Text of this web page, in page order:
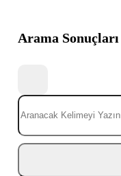
Arama Sonuçları